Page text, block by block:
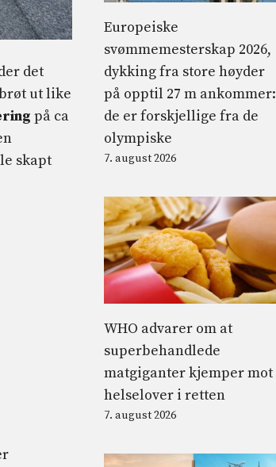
det
ut like
på ca
skapt
Europeiske
svømmemesterskap 2026,
dykking fra store høyder
på opptil 27 m ankommer:
de er forskjellige fra de
olympiske
7. august 2026
WHO advarer om at
superbehandlede
matgiganter kjemper mot
helselover i retten
7. august 2026